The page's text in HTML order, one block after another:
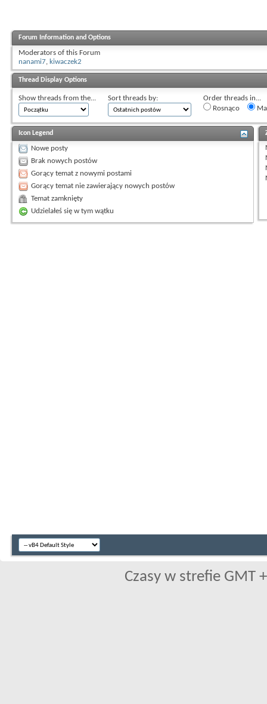
Forum Information and Options
Moderators of this Forum
nanami7, kiwaczek2
Thread Display Options
Show threads from the... Sort threads by:
Order threads in...
Rosnąco
Icon Legend
Nowe posty
Brak nowych postów
Gorący temat z nowymi postami
Gorący temat nie zawierający nowych postów
Temat zamknięty
Udzielałeś się w tym wątku
Czasy w strefie GMT